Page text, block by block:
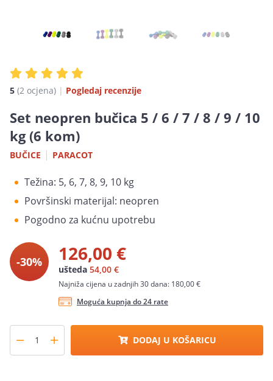
5 (2 ocjena) | Pogledaj recenzije
Set neopren bučica 5 / 6 / 7 / 8 / 9 / 10
kg (6 kom)
BUČICE | PARACOT
Težina: 5, 6, 7, 8, 9, 10 kg
Površinski materijal: neopren
Pogodno za kućnu upotrebu
-30% 126,00 €
ušteda 54,00 €
Najniža cijena u zadnjih 30 dana: 180,00 €
Moguća kupnja do 24 rate
DODAJ U KOŠARICU